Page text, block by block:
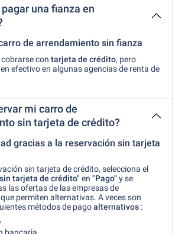
una fianza en
de arrendamiento sin fianza
cobrarse con tarjeta de crédito, pero
efectivo en algunas agencias de renta de
mi carro de
sin tarjeta de crédito?
gracias a la reservación sin tarjeta
sin tarjeta de crédito, selecciona el
tarjeta de crédito" en "Pago" y se
las ofertas de las empresas de
permiten alternativas. A veces son
métodos de pagoalternativos :